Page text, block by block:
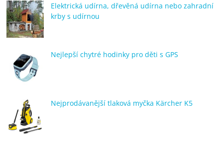
Elektrická udírna, dřevěná udírna nebo zahradní
krby s udírnou
Nejlepší chytré hodinky pro děti s GPS
Nejprodávanější tlaková myčka Kärcher K5